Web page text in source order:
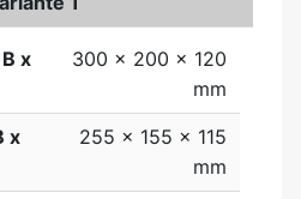
x
300 x 200 x 120
mm
x
255 x 155 x 115
mm